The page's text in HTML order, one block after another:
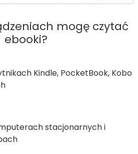
mogę czytać
ebooki?
Kindle, PocketBook, Kobo
stacjonarnych i